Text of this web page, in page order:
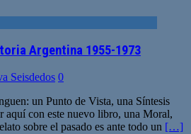
Argentina 1955-1973
Seisdedos 0
un Punto de Vista, una Síntesis
aquí con este nuevo libro, una Moral,
sobre el pasado es ante todo un […]